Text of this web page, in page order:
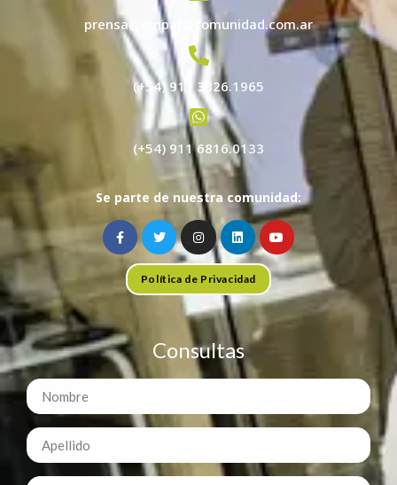
prensa@empatiacomunidad.com.ar
(+54) 911 3826.1965
(+54) 911 6816.0133
Se parte de nuestra comunidad:
Política de Privacidad
Consultas